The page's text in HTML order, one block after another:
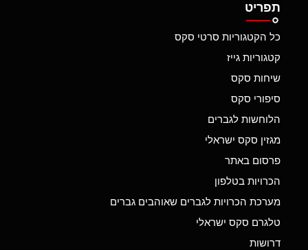
תפריט
כל הקטגוריות סרטי סקס
קטגוריות גייז
שיחות סקס
סיפורי סקס
הלוחשות לגברים
מגזין סקס ישראלי
פרסום באתר
הכרויות בטלפון
מערכת הכרויות לגברים שאוהבים גברים
טלגרם סקס ישראלי
דרושות